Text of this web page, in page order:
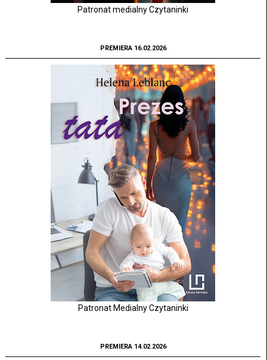
Patronat medialny Czytaninki
PREMIERA 16.02.2026
Patronat Medialny Czytaninki
PREMIERA 14.02.2026